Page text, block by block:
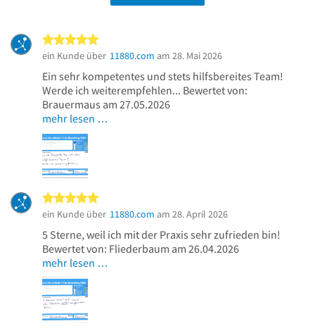
ein Kunde über 11880.com am 28. Mai 2026
Ein sehr kompetentes und stets hilfsbereites Team!
Werde ich weiterempfehlen... Bewertet von:
Brauermaus am 27.05.2026
mehr lesen …
ein Kunde über 11880.com am 28. April 2026
5 Sterne, weil ich mit der Praxis sehr zufrieden bin!
Bewertet von: Fliederbaum am 26.04.2026
mehr lesen …